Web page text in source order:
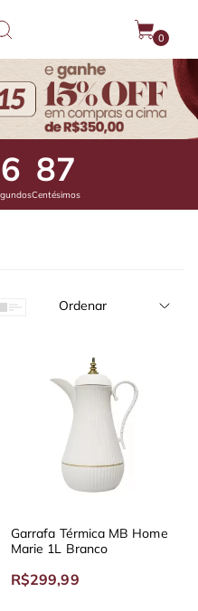
0
6 44
Centésimos
Ordenar
Garrafa Térmica MB Home
Marie 1L Branco
R$299,99